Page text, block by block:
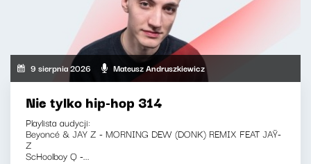
9 sierpnia 2026 Mateusz Andruszkiewicz
Nie tylko hip-hop 314
Playlista audycji:
Beyoncé & JAY Z - MORNING DEW (DONK) REMIX FEAT JAŸ-
Z
ScHoolboy Q -...